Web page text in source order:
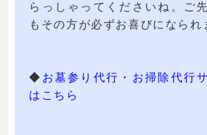
らっしゃってくださいね。ご
もその方が必ずお喜びになられ
◆ お墓参り代行・お掃除代行
はこちら